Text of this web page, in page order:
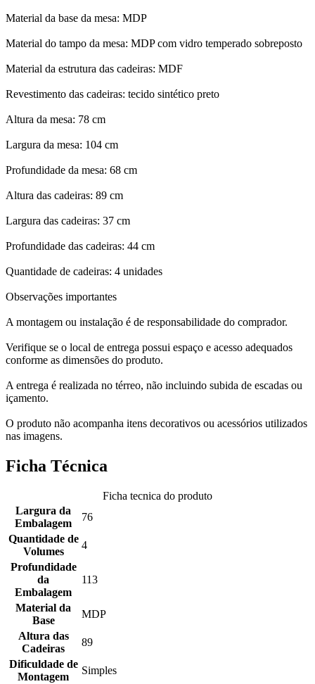
Material da base da mesa: MDP
Material do tampo da mesa: MDP com vidro temperado sobreposto
Material da estrutura das cadeiras: MDF
Revestimento das cadeiras: tecido sintético preto
Altura da mesa: 78 cm
Largura da mesa: 104 cm
Profundidade da mesa: 68 cm
Altura das cadeiras: 89 cm
Largura das cadeiras: 37 cm
Profundidade das cadeiras: 44 cm
Quantidade de cadeiras: 4 unidades
Observações importantes
A montagem ou instalação é de responsabilidade do comprador.
Verifique se o local de entrega possui espaço e acesso adequados
conforme as dimensões do produto.
A entrega é realizada no térreo, não incluindo subida de escadas ou
içamento.
O produto não acompanha itens decorativos ou acessórios utilizados
nas imagens.
Ficha Técnica
Ficha tecnica do produto
Largura da
Embalagem
76
Quantidade de
Volumes
4
Profundidade
da
Embalagem
113
Material da
Base
MDP
Altura das
Cadeiras
89
Dificuldade de
Montagem
Simples